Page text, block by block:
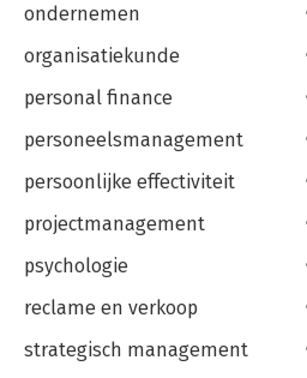
ondernemen
organisatiekunde
personal finance
personeelsmanagement
persoonlijke effectiviteit
projectmanagement
psychologie
reclame en verkoop
strategisch management